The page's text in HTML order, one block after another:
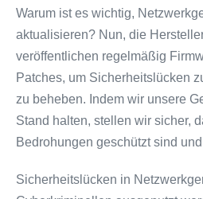
Warum ist es wichtig,
aktualisieren? Nun, die
veröffentlichen regelmäßig
Patches, um Sicherheitslücken
zu beheben. Indem wir unsere
Stand halten, stellen wir sicher,
Bedrohungen geschützt sind
Sicherheitslücken in